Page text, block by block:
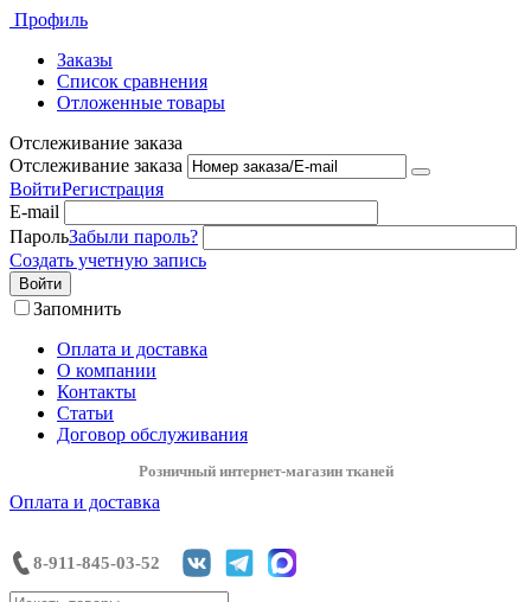
Профиль
Заказы
Список сравнения
Отложенные товары
Отслеживание заказа
Отслеживание заказа
ВойтиРегистрация
E-mail
ПарольЗабыли пароль?
Создать учетную запись
Войти
Запомнить
Оплата и доставка
О компании
Контакты
Статьи
Договор обслуживания
Розничный интернет-магазин тканей
Оплата и доставка
8-911-845-03-52